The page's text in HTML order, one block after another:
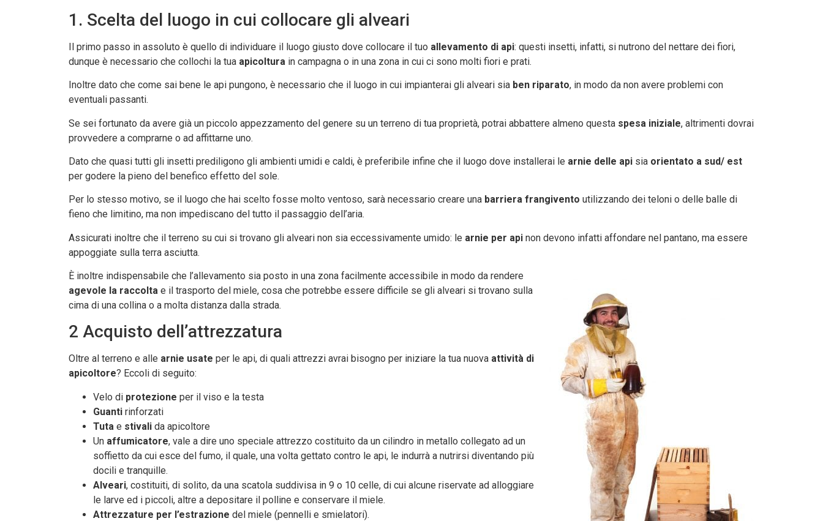
1. Scelta del luogo in cui collocare gli alveari
Il primo passo in assoluto è quello di individuare il luogo giusto dove collocare il tuo allevamento di api: questi insetti, infatti, si nutrono del nettare dei fiori,
dunque è necessario che collochi la tua apicoltura in campagna o in una zona in cui ci sono molti fiori e prati.
Inoltre dato che come sai bene le api pungono, è necessario che il luogo in cui impianterai gli alveari sia ben riparato, in modo da non avere problemi con
eventuali passanti.
Se sei fortunato da avere già un piccolo appezzamento del genere su un terreno di tua proprietà, potrai abbattere almeno questa spesa iniziale, altrimenti dovrai
provvedere a comprarne o ad affittarne uno.
Dato che quasi tutti gli insetti prediligono gli ambienti umidi e caldi, è preferibile infine che il luogo dove installerai le arnie delle api sia orientato a sud/ est
per godere la pieno del benefico effetto del sole.
Per lo stesso motivo, se il luogo che hai scelto fosse molto ventoso, sarà necessario creare una barriera frangivento utilizzando dei teloni o delle balle di
fieno che limitino, ma non impediscano del tutto il passaggio dell’aria.
Assicurati inoltre che il terreno su cui si trovano gli alveari non sia eccessivamente umido: le arnie per api non devono infatti affondare nel pantano, ma essere
appoggiate sulla terra asciutta.
È inoltre indispensabile che l’allevamento sia posto in una zona facilmente accessibile in modo da rendere
agevole la raccolta e il trasporto del miele, cosa che potrebbe essere difficile se gli alveari si trovano sulla
cima di una collina o a molta distanza dalla strada.
2 Acquisto dell’attrezzatura
Oltre al terreno e alle arnie usate per le api, di quali attrezzi avrai bisogno per iniziare la tua nuova attività di
apicoltore? Eccoli di seguito:
Velo di protezione per il viso e la testa
Guanti rinforzati
Tuta e stivali da apicoltore
Un affumicatore, vale a dire uno speciale attrezzo costituito da un cilindro in metallo collegato ad un
soffietto da cui esce del fumo, il quale, una volta gettato contro le api, le indurrà a nutrirsi diventando più
docili e tranquille.
Alveari, costituiti, di solito, da una scatola suddivisa in 9 o 10 celle, di cui alcune riservate ad alloggiare
le larve ed i piccoli, altre a depositare il polline e conservare il miele.
Attrezzature per l’estrazione del miele (pennelli e smielatori).